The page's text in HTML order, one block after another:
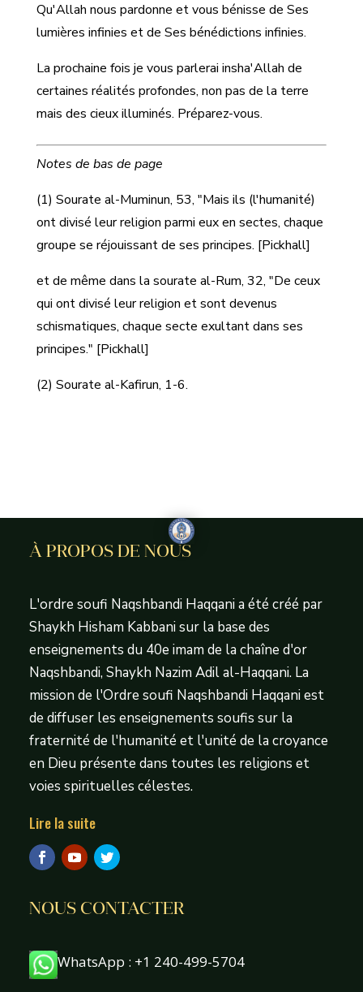
Qu'Allah nous pardonne et vous bénisse de Ses
lumières infinies et de Ses bénédictions infinies.
La prochaine fois je vous parlerai insha'Allah de
certaines réalités profondes, non pas de la terre
mais des cieux illuminés. Préparez-vous.
Notes de bas de page
(1) Sourate al-Muminun, 53, "Mais ils (l'humanité)
ont divisé leur religion parmi eux en sectes, chaque
groupe se réjouissant de ses principes. [Pickhall]
et de même dans la sourate al-Rum, 32, "De ceux
qui ont divisé leur religion et sont devenus
schismatiques, chaque secte exultant dans ses
principes." [Pickhall]
(2) Sourate al-Kafirun, 1-6.
À PROPOS DE NOUS
L'ordre soufi Naqshbandi Haqqani a été créé par
Shaykh Hisham Kabbani sur la base des
enseignements du 40e imam de la chaîne d'or
Naqshbandi, Shaykh Nazim Adil al-Haqqani. La
mission de l'Ordre soufi Naqshbandi Haqqani est
de diffuser les enseignements soufis sur la
fraternité de l'humanité et l'unité de la croyance
en Dieu présente dans toutes les religions et
voies spirituelles célestes.
Lire la suite
NOUS CONTACTER
WhatsApp : +1 240-499-5704